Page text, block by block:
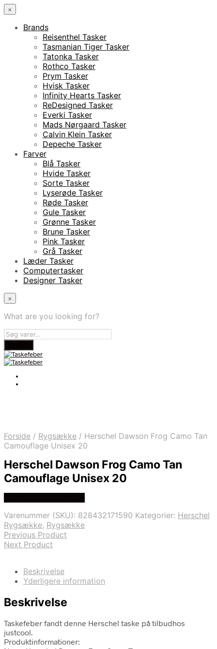
×
Brands
Reisenthel Tasker
Tasmanian Tiger Tasker
Tatonka Tasker
Rothco Tasker
Prym Tasker
Hvisk Tasker
Infinity Hearts Tasker
ReDesigned Tasker
Everki Tasker
Mads Nørgaard Tasker
Calvin Klein Tasker
Depeche Tasker
Farver
Blå Tasker
Hvide Tasker
Sorte Tasker
Lyserøde Tasker
Røde Tasker
Gule Tasker
Grønne Tasker
Brune Tasker
Pink Tasker
Grå Tasker
Læder Tasker
Computertasker
Designer Tasker
×
What are you looking for?
Forside / Rygsække / Herschel Dawson Frog Camo Tan
Camouflage Unisex 20
Herschel Dawson Frog Camo Tan
Camouflage Unisex 20
Varenummer (SKU): 828432171590 Kategorier: Herschel
Rygsække, Rygsække
Previous Product
Next Product
Beskrivelse
Yderligere information
Beskrivelse
Taskefeber fandt denne Herschel taske på tilbudhos
justcool.
Produktinformationer: